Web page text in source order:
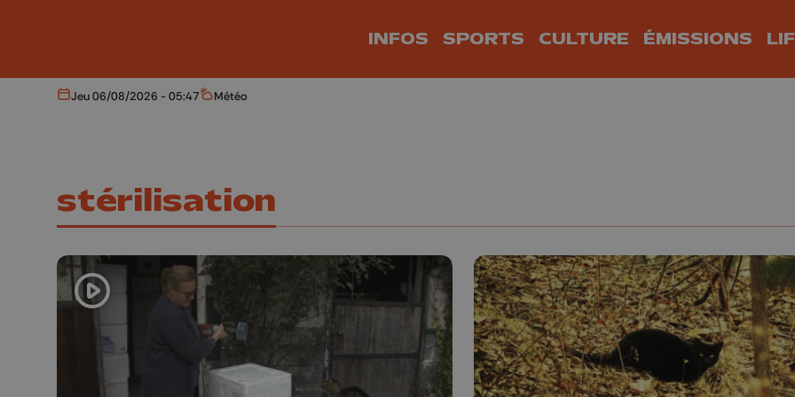
INFOS SPORTS CULTURE ÉMISSIONS
Aujourd'hui
Jeu 06/08/2026 - 05:47 Météo
Météo
stérilisation